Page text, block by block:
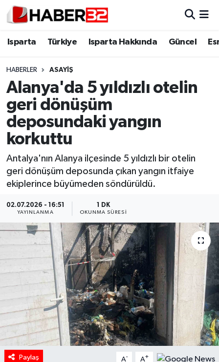
Isparta Türkiye Isparta Hakkında Güncel
HABERLER ASAYİŞ
Alanya'da 5 yıldızlı otelin
geri dönüşüm
deposundaki yangın
korkuttu
Antalya'nın Alanya ilçesinde 5 yıldızlı bir otelin
geri dönüşüm deposunda çıkan yangın itfaiye
ekiplerince büyümeden söndürüldü.
02.07.2026 - 16:51
YAYINLANMA
1 DK
OKUNMA SÜRESI
Paylaş A- A+
Isparta
Esnaf Diyor ki;
ASAYİŞ
BİLİM VE TEKNOLOJİ
EĞİTİM
GENEL
Güncel
HABERDE İNSAN
İlginç
KÜLTÜR SANAT
MAGAZİN
Oyun
Isparta Nöbetçi Eczaneler
Isparta Trafik Yoğunluk Haritası
Süper Lig Puan Durumu ve Fikstür
Tüm Manşetler
Son Dakika Haberleri
Haber Arşivi